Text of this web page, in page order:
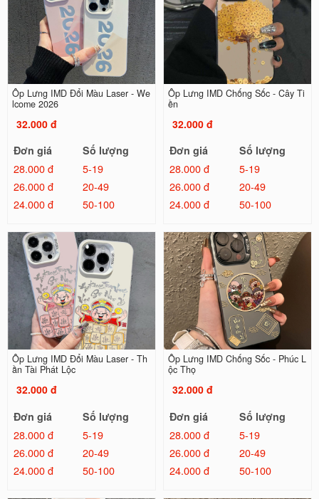
Ốp Lưng IMD Đổi Màu Laser - We
lcome 2026
32.000 đ
Đơn giá
Số lượng
28.000 đ
5-19
26.000 đ
20-49
24.000 đ
50-100
Ốp Lưng IMD Chống Sốc - Cây Ti
ền
32.000 đ
Đơn giá
Số lượng
28.000 đ
5-19
26.000 đ
20-49
24.000 đ
50-100
Ốp Lưng IMD Đổi Màu Laser - Th
ần Tài Phát Lộc
32.000 đ
Đơn giá
Số lượng
28.000 đ
5-19
26.000 đ
20-49
24.000 đ
50-100
Ốp Lưng IMD Chống Sốc - Phúc L
ộc Thọ
32.000 đ
Đơn giá
Số lượng
28.000 đ
5-19
26.000 đ
20-49
24.000 đ
50-100